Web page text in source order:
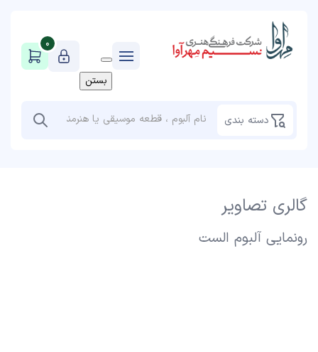
دسته بندی
بستن
0
گالری تصاویر
رونمایی آلبوم الست